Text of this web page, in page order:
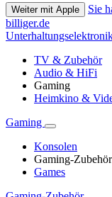
Weiter mit Apple
Sie
billiger.de
TV & Zubehör
Audio & HiFi
Gaming
Heimkino &
Gaming
Konsolen
Gaming-Zubehör
Games